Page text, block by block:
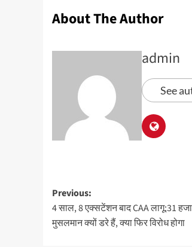
About The Author
admin
See
Previous:
4 साल, 8 एक्सटेंशन बाद CAA लागू:31
मुसलमान क्यों डरे हैं, क्या फिर विरोध होगा